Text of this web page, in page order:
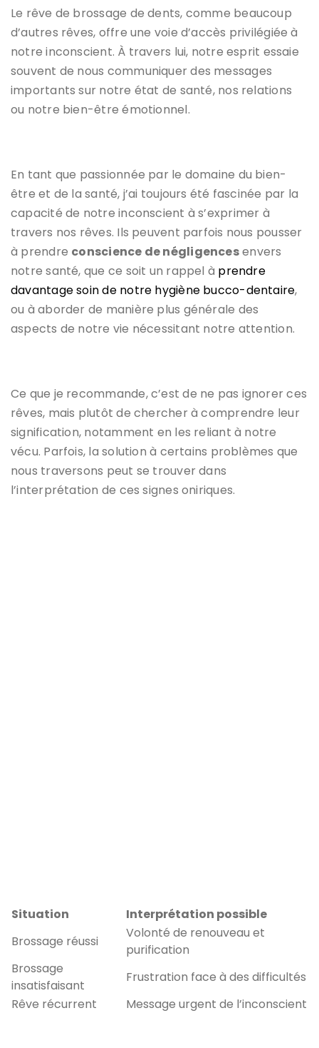
Le rêve de brossage de dents, comme beaucoup
d’autres rêves, offre une voie d’accès privilégiée à
notre inconscient. À travers lui, notre esprit essaie
souvent de nous communiquer des messages
importants sur notre état de santé, nos relations
ou notre bien-être émotionnel.
En tant que passionnée par le domaine du bien-
être et de la santé, j’ai toujours été fascinée par la
capacité de notre inconscient à s’exprimer à
travers nos rêves. Ils peuvent parfois nous pousser
à prendre conscience de négligencesenvers
notre santé, que ce soit un rappel à prendre
davantage soin de notre hygiène bucco-dentaire,
ou à aborder de manière plus générale des
aspects de notre vie nécessitant notre attention.
Ce que je recommande, c’est de ne pas ignorer ces
rêves, mais plutôt de chercher à comprendre leur
signification, notamment en les reliant à notre
vécu. Parfois, la solution à certains problèmes que
nous traversons peut se trouver dans
l’interprétation de ces signes oniriques.
Situation
Interprétation possible
Brossage réussi
Volonté de renouveau et
purification
Brossage
insatisfaisant
Frustration face à des difficultés
Rêve récurrent
Message urgent de l’inconscient